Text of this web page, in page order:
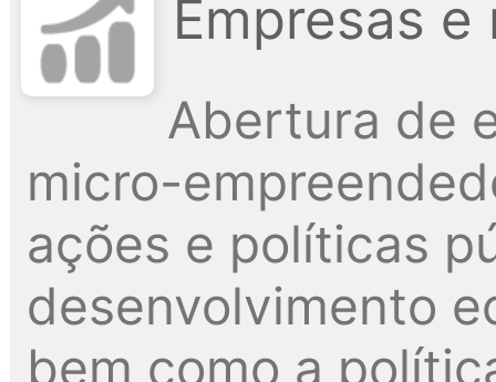
Empresas
Abertura de
micro-
ações e políticas
desenvolvimento
bem como a